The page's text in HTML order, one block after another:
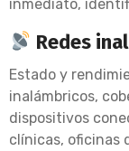
inmediato,
Redes
Estado y
inalámbricos,
dispositivos
clínicas, oficinas